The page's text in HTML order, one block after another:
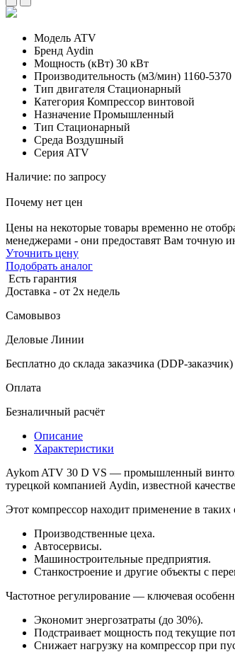
Модель ATV
Бренд Aydin
Мощность (кВт) 30 кВт
Производительность (м3/мин) 1160-5370
Тип двигателя Стационарный
Категория Компрессор винтовой
Назначение Промышленный
Тип Стационарный
Среда Воздушный
Серия ATV
Наличие: по запросу
Почему нет цен
Цены на некоторые товары временно не
менеджерами - они предоставят Вам точную
Уточнить цену
Подобрать аналог
Есть гарантия
Доставка - от 2х недель
Самовывоз
Деловые Линии
Бесплатно до склада заказчика (DDP-заказчик)
Оплата
Безналичный расчёт
Описание
Характеристики
Aykom ATV 30 D VS — промышленный
турецкой компанией Aydin, известной
Этот компрессор находит применение в таких
Производственные цеха.
Автосервисы.
Машиностроительные предприятия.
Станкостроение и другие объекты с
Частотное регулирование — ключевая
Экономит энергозатраты (до 30%).
Подстраивает мощность под текущие
Снижает нагрузку на компрессор при